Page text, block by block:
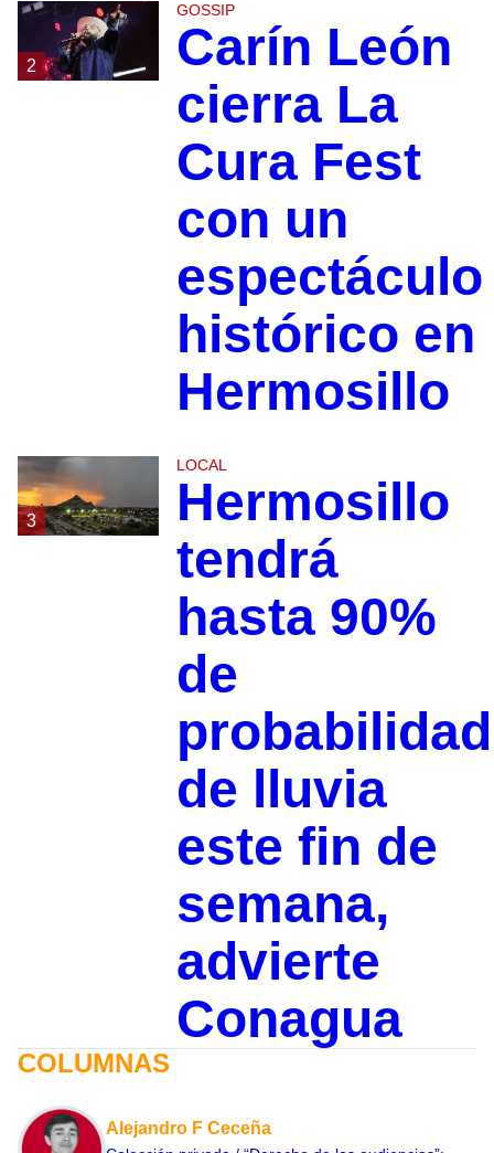
2
GOSSIP
Carín León
cierra La
Cura Fest
con un
espectáculo
histórico en
Hermosillo
3
LOCAL
Hermosillo
tendrá
hasta 90%
de
probabilidad
de lluvia
este fin de
semana,
advierte
Conagua
COLUMNAS
Alejandro F Ceceña